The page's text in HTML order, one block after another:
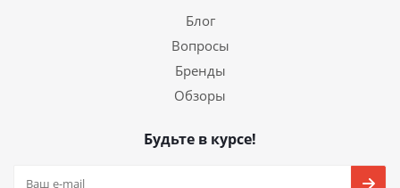
Блог
Вопросы
Бренды
Обзоры
Будьте в курсе!